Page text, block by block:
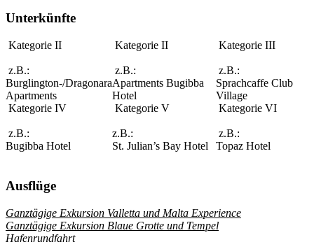
Unterkünfte
Kategorie II Kategorie II Kategorie III
z.B.:
Burglington-/Dragonara
Apartments
z.B.:
Apartments Bugibba
Hotel
z.B.:
Sprachcaffe Club
Village
Kategorie IV
Kategorie V Kategorie VI
z.B.:
Bugibba Hotel
z.B.:
St. Julian’s Bay Hotel
z.B.:
Topaz Hotel
Ausflüge
Ganztägige Exkursion Valletta und Malta Experience
Ganztägige Exkursion Blaue Grotte und Tempel
Hafenrundfahrt